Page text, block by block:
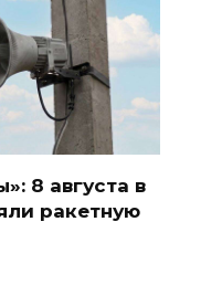
8 августа в
ракетную